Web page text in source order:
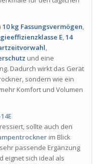
10 kg Fassungsvermögen,
E,14
,
und eine
Dadurch wirkt das Gerät
sondern wie ein
Komfort und Volumen
sollte auch den
im Blick
passende Ergänzung
eignet sich ideal als